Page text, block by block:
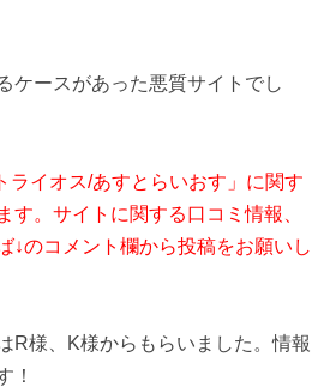
ケースがあった悪質サイトでし
ライオス/あすとらいおす」に関す
す。サイトに関する口コミ情報、
↓のコメント欄から投稿をお願いし
R様、K様からもらいました。情報
！